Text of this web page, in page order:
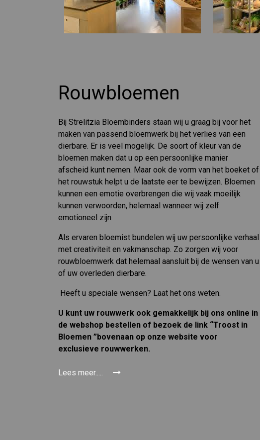
Rouwbloemen
Bij Strelitzia Bloembinders staan wij u graag bij voor het
maken van passend bloemwerk bij het verlies van een
dierbare. Er is veel mogelijk. De soort of kleur van de
bloemen maken dat u op een persoonlijke manier
afscheid kunt nemen. Maar ook de vorm van het boeket of
het rouwstuk helpt u de laatste eer te bewijzen. Bloemen
kunnen een emotie overbrengen die wij vaak moeilijk
kunnen verwoorden, helemaal wanneer wij zelf
emotioneel zijn
Als ervaren bloemist bundelen wij uw persoonlijke verhaal
met creativiteit en vakmanschap. Zo zorgen wij voor
rouwbloemwerk dat helemaal aansluit bij de wensen van u
of uw overleden dierbare.
Heeft u speciale wensen? Laat het ons weten.
U kunt uw rouwwerk ook gemakkelijk bij ons online in
de webshop bestellen of bezoek de link “Troost in
Bloemen ”bovenaan op onze website voor
exclusieve rouwwerken.
Lees meer.....